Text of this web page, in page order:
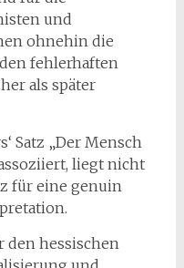
und
ohnehin die
fehlerhaften
als später
Satz „Der Mensch
liegt nicht
für eine genuin
den hessischen